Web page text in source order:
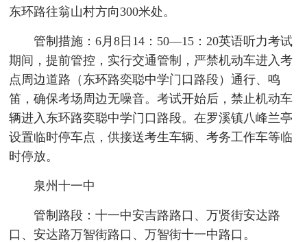
东环路往翁山村方向300米处。
管制措施：6月8日14：50—15：20英语听力考试
期间，提前管控，实行交通管制，严禁机动车进入考
点周边道路（东环路奕聪中学门口路段）通行、鸣
笛，确保考场周边无噪音。考试开始后，禁止机动车
辆进入东环路奕聪中学门口路段。在罗溪镇八峰兰亭
设置临时停车点，供接送考生车辆、考务工作车等临
时停放。
泉州十一中
管制路段：十一中安吉路路口、万贤街安达路
口、安达路万智街路口、万智街十一中路口。